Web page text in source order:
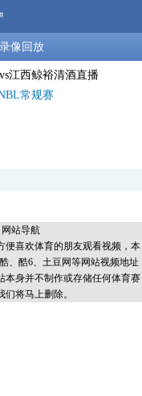
录像回放
江西鲸裕清酒直播
常规赛
网站导航
便喜欢体育的朋友观看视频，本
、酷6、土豆网等网站视频地址
本身并不制作或存储任何体育赛
将马上删除。